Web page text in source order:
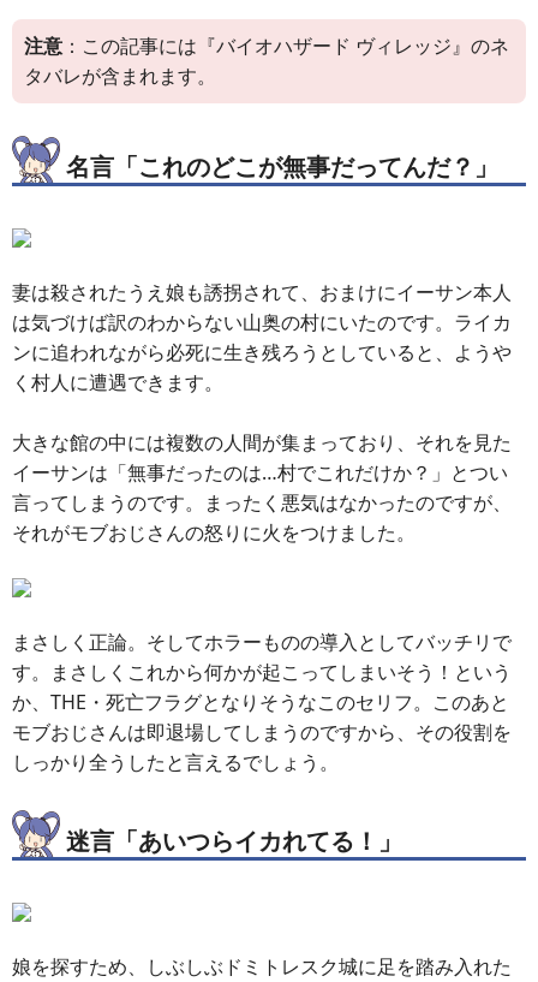
注意 ：この記事には『バイオハザード ヴィレッジ』のネ
タバレが含まれます。
名言「これのどこが無事だってんだ？」
妻は殺されたうえ娘も誘拐されて、おまけにイーサン本人
は気づけば訳のわからない山奥の村にいたのです。ライカ
ンに追われながら必死に生き残ろうとしていると、ようや
く村人に遭遇できます。
大きな館の中には複数の人間が集まっており、それを見た
イーサンは「無事だったのは…村でこれだけか？」とつい
言ってしまうのです。まったく悪気はなかったのですが、
それがモブおじさんの怒りに火をつけました。
まさしく正論。そしてホラーものの導入としてバッチリで
す。まさしくこれから何かが起こってしまいそう！という
か、THE・死亡フラグとなりそうなこのセリフ。このあと
モブおじさんは即退場してしまうのですから、その役割を
しっかり全うしたと言えるでしょう。
迷言「あいつらイカれてる！」
娘を探すため、しぶしぶドミトレスク城に足を踏み入れた